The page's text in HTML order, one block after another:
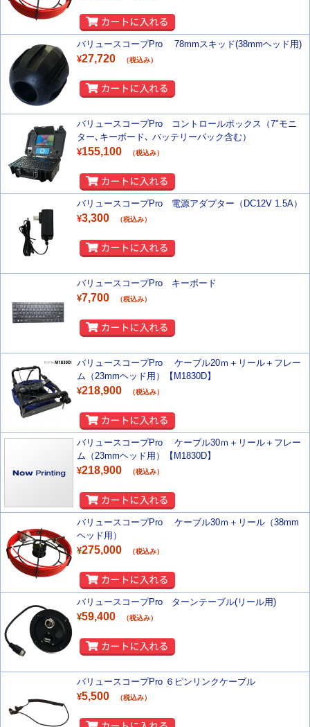
バリュースコープPro 78mmスキッド(38mmヘッド用)
¥27,720 （税込み）
バリュースコープPro コントロールボックス（7"モニ
ター､キーボード､ バッテリーパック含む）
¥155,100 （税込み）
バリュースコープPro 電源アダプター（DC12V 1.5A）
¥3,300 （税込み）
バリュースコープPro キーボード
¥7,700 （税込み）
バリュースコープPro ケーブル20ｍ＋リール＋フレー
ム（23mmヘッド用）【M1830D】
¥218,900 （税込み）
バリュースコープPro ケーブル30ｍ＋リール＋フレー
ム（23mmヘッド用）【M1830D】
¥218,900 （税込み）
バリュースコープPro ケーブル30ｍ＋リール（38mm
ヘッド用）
¥275,000 （税込み）
バリュースコープPro ターンテーブル(リール用)
¥59,400 （税込み）
バリュースコープPro ６ピンリンクケーブル
¥5,500 （税込み）